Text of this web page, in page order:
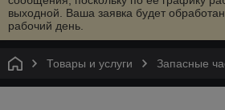
выходной. Ваша заявка будет
рабочий день.
Товары и услуги Запасные